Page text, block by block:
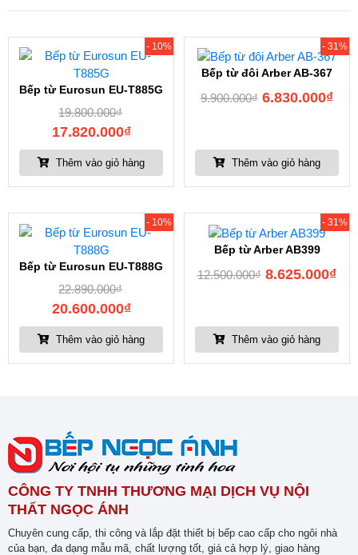
- 10%
Bếp từ Eurosun EU-T885G
19.800.000₫
17.820.000₫
Thêm vào giỏ hàng
- 31%
Bếp từ đôi Arber AB-367
9.900.000₫ 6.830.000₫
Thêm vào giỏ hàng
- 10%
Bếp từ Eurosun EU-T888G
22.890.000₫
20.600.000₫
Thêm vào giỏ hàng
- 31%
Bếp từ Arber AB399
12.500.000₫ 8.625.000₫
Thêm vào giỏ hàng
CÔNG TY TNHH THƯƠNG MẠI DỊCH VỤ NỘI
THẤT NGỌC ÁNH
Chuyên cung cấp, thi công và lắp đặt thiết bị bếp cao cấp cho ngôi nhà
của bạn, đa dạng mẫu mã, chất lượng tốt, giá cả hợp lý, giao hàng